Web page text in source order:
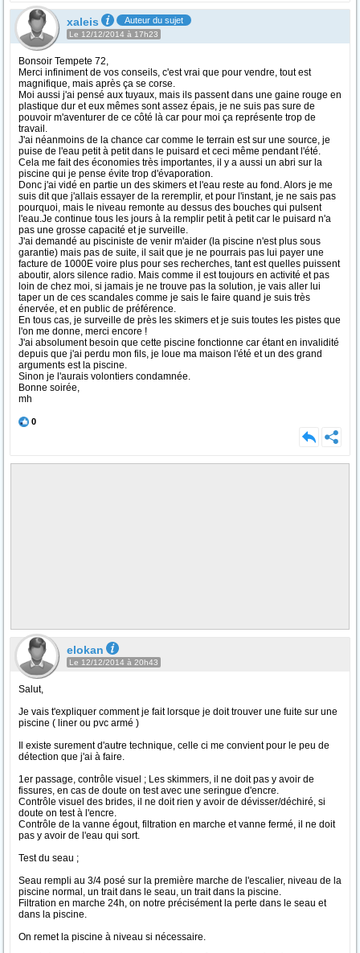
xaleis Auteur du sujet
Le 12/12/2014 à 17h23
Bonsoir Tempete 72,
Merci infiniment de vos conseils, c'est vrai que pour vendre, tout est
magnifique, mais après ça se corse.
Moi aussi j'ai pensé aux tuyaux, mais ils passent dans une gaine rouge en
plastique dur et eux mêmes sont assez épais, je ne suis pas sure de
pouvoir m'aventurer de ce côté là car pour moi ça représente trop de
travail.
J'ai néanmoins de la chance car comme le terrain est sur une source, je
puise de l'eau petit à petit dans le puisard et ceci même pendant l'été.
Cela me fait des économies très importantes, il y a aussi un abri sur la
piscine qui je pense évite trop d'évaporation.
Donc j'ai vidé en partie un des skimers et l'eau reste au fond. Alors je me
suis dit que j'allais essayer de la reremplir, et pour l'instant, je ne sais pas
pourquoi, mais le niveau remonte au dessus des bouches qui pulsent
l'eau.Je continue tous les jours à la remplir petit à petit car le puisard n'a
pas une grosse capacité et je surveille.
J'ai demandé au pisciniste de venir m'aider (la piscine n'est plus sous
garantie) mais pas de suite, il sait que je ne pourrais pas lui payer une
facture de 1000E voire plus pour ses recherches, tant est quelles puissent
aboutir, alors silence radio. Mais comme il est toujours en activité et pas
loin de chez moi, si jamais je ne trouve pas la solution, je vais aller lui
taper un de ces scandales comme je sais le faire quand je suis très
énervée, et en public de préférence.
En tous cas, je surveille de près les skimers et je suis toutes les pistes que
l'on me donne, merci encore !
J'ai absolument besoin que cette piscine fonctionne car étant en invalidité
depuis que j'ai perdu mon fils, je loue ma maison l'été et un des grand
arguments est la piscine.
Sinon je l'aurais volontiers condamnée.
Bonne soirée,
mh
0
elokan
Le 12/12/2014 à 20h43
Salut,
Je vais t'expliquer comment je fait lorsque je doit trouver une fuite sur une
piscine ( liner ou pvc armé )
Il existe surement d'autre technique, celle ci me convient pour le peu de
détection que j'ai à faire.
1er passage, contrôle visuel ; Les skimmers, il ne doit pas y avoir de
fissures, en cas de doute on test avec une seringue d'encre.
Contrôle visuel des brides, il ne doit rien y avoir de dévisser/déchiré, si
doute on test à l'encre.
Contrôle de la vanne égout, filtration en marche et vanne fermé, il ne doit
pas y avoir de l'eau qui sort.
Test du seau ;
Seau rempli au 3/4 posé sur la première marche de l'escalier, niveau de la
piscine normal, un trait dans le seau, un trait dans la piscine.
Filtration en marche 24h, on notre précisément la perte dans le seau et
dans la piscine.
On remet la piscine à niveau si nécessaire.